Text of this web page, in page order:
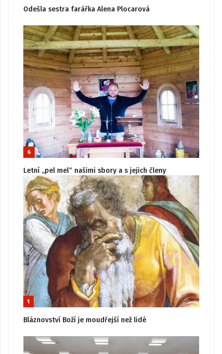
Odešla sestra farářka Alena Plocarová
6
Letní „pel mel“ našimi sbory a s jejich členy
1
Bláznovství Boží je moudřejší než lidé